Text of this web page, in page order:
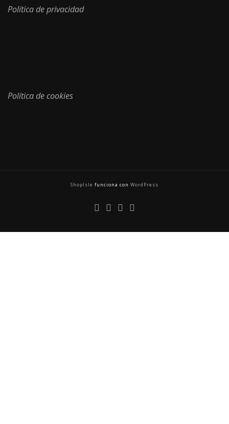
Política de privacidad
Política de cookies
ShopIsle funciona con WordPress